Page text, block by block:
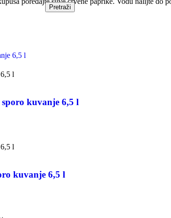
Pretraži
kuvanje 6,5 l
kuvanje 6,5 l